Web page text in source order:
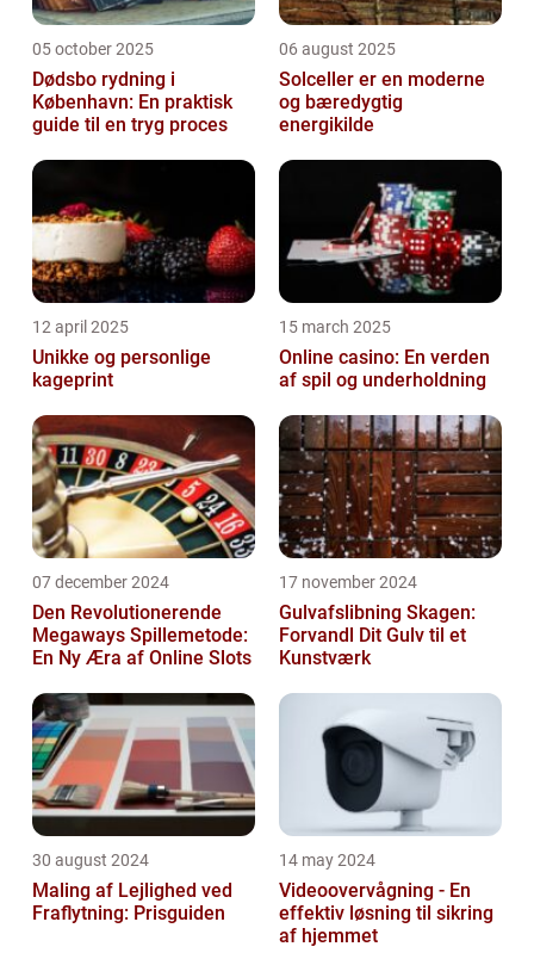
05 october 2025
Dødsbo rydning i
København: En praktisk
guide til en tryg proces
06 august 2025
Solceller er en moderne
og bæredygtig
energikilde
12 april 2025
Unikke og personlige
kageprint
15 march 2025
Online casino: En verden
af spil og underholdning
07 december 2024
Den Revolutionerende
Megaways Spillemetode:
En Ny Æra af Online Slots
17 november 2024
Gulvafslibning Skagen:
Forvandl Dit Gulv til et
Kunstværk
30 august 2024
Maling af Lejlighed ved
Fraflytning: Prisguiden
14 may 2024
Videoovervågning - En
effektiv løsning til sikring
af hjemmet